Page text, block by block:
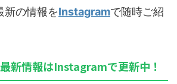
新の情報をInstagramで随時ご紹
新情報はInstagramで更新中！